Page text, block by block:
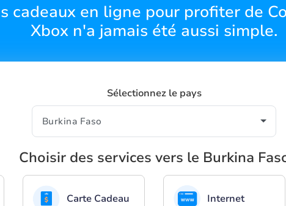
cadeaux en ligne pour profiter de
Xbox n'a jamais été aussi simple.
Sélectionnez le pays
Choisir des services vers le Burkina
Carte Cadeau Internet